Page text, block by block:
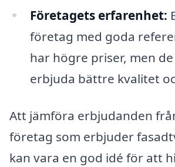
Företagets erfarenhet:
företag med goda
har högre priser, men de
erbjuda bättre kvalitet
Att jämföra erbjudanden
företag som erbjuder
kan vara en god idé för att